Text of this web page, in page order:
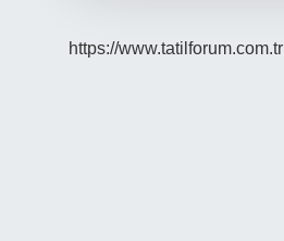
https://www.tatilforum.com.tr